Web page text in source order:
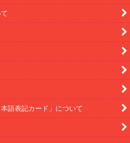
語表記カード」について